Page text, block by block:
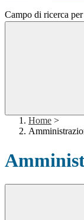
Campo di ricerca
Home >